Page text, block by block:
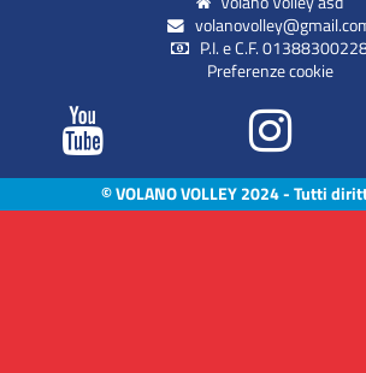
P.I. e C.F.
Preferenze cookie
© VOLANO VOLLEY 2024 - Tutti